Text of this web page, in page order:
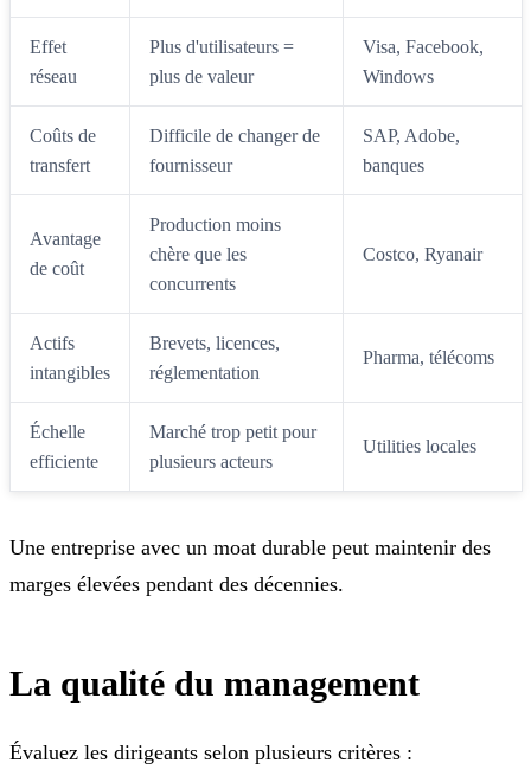
Effet
réseau
Plus d'utilisateurs =
plus de valeur
Visa, Facebook,
Windows
Coûts de
transfert
Difficile de changer de
fournisseur
SAP, Adobe,
banques
Avantage
de coût
Production moins
chère que les
concurrents
Costco, Ryanair
Actifs
intangibles
Brevets, licences,
réglementation
Pharma, télécoms
Échelle
efficiente
Marché trop petit pour
plusieurs acteurs
Utilities locales
Une entreprise avec un moat durable peut maintenir des
marges élevées pendant des décennies.
La qualité du management
Évaluez les dirigeants selon plusieurs critères :